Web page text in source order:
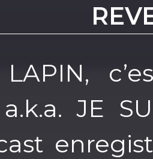
LAPIN,
JE